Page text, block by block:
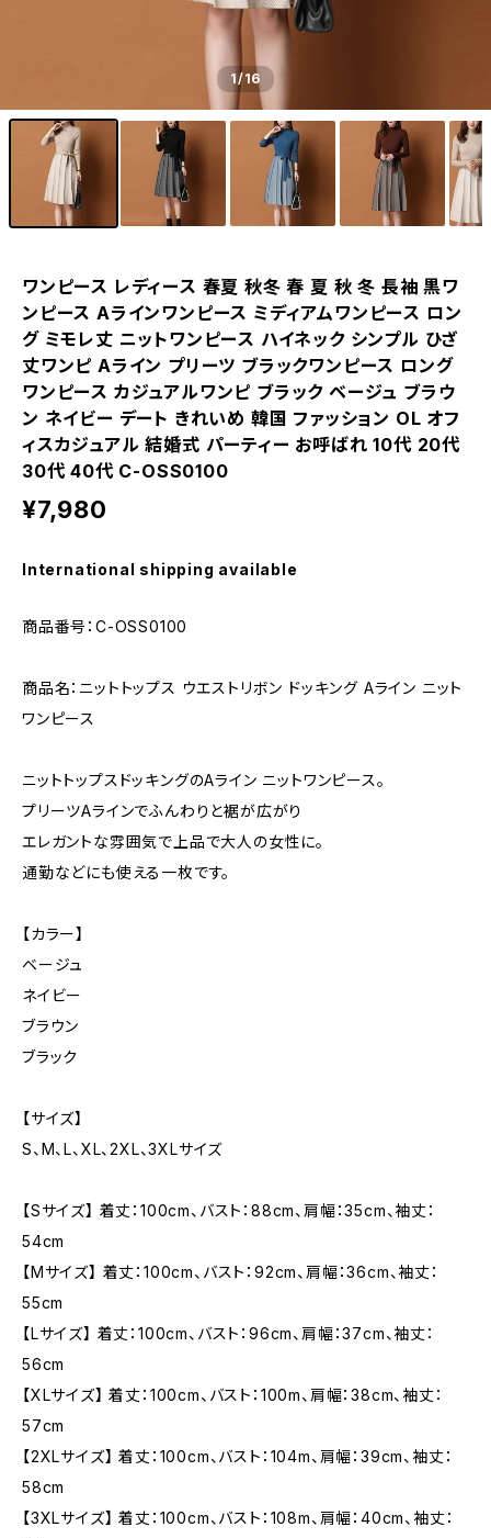
1/16
ワンピース レディース 春夏 秋冬 春 夏 秋 冬 長袖 黒ワ
ンピース Aラインワンピース ミディアムワンピース ロン
グ ミモレ丈 ニットワンピース ハイネック シンプル ひざ
丈ワンピ Aライン プリーツ ブラックワンピース ロング
ワンピース カジュアルワンピ ブラック ベージュ ブラウ
ン ネイビー デート きれいめ 韓国 ファッション OL オフ
ィスカジュアル 結婚式 パーティー お呼ばれ 10代 20代
30代 40代 C-OSS0100
¥7,980
International shipping available
商品番号：C-OSS0100
商品名：ニットトップス ウエストリボン ドッキング Aライン ニット
ワンピース
ニットトップスドッキングのAライン ニットワンピース。
プリーツAラインでふんわりと裾が広がり
エレガントな雰囲気で上品で大人の女性に。
通勤などにも使える一枚です。
【カラー】
ベージュ
ネイビー
ブラウン
ブラック
【サイズ】
S、M、L、XL、2XL、3XLサイズ
【Sサイズ】 着丈：100cm、バスト：88cm、肩幅：35cm、袖丈：
54cm
【Mサイズ】 着丈：100cm、バスト：92cm、肩幅：36cm、袖丈：
55cm
【Lサイズ】 着丈：100cm、バスト：96cm、肩幅：37cm、袖丈：
56cm
【XLサイズ】 着丈：100cm、バスト：100m、肩幅：38cm、袖丈：
57cm
【2XLサイズ】 着丈：100cm、バスト：104m、肩幅：39cm、袖丈：
58cm
【3XLサイズ】 着丈：100cm、バスト：108m、肩幅：40cm、袖丈：